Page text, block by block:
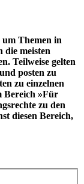
um Themen in
die meisten
Teilweise gelten
posten zu
zu einzelnen
Bereich »Für
zu den
diesen Bereich,